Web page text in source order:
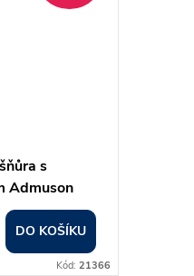
s
Admuson
0,11 mm
DO KOŠÍKU
Kód: 21366